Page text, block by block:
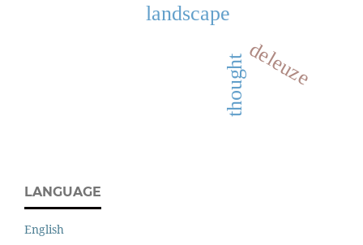
deleuze
landscape
thought
LANGUAGE
English